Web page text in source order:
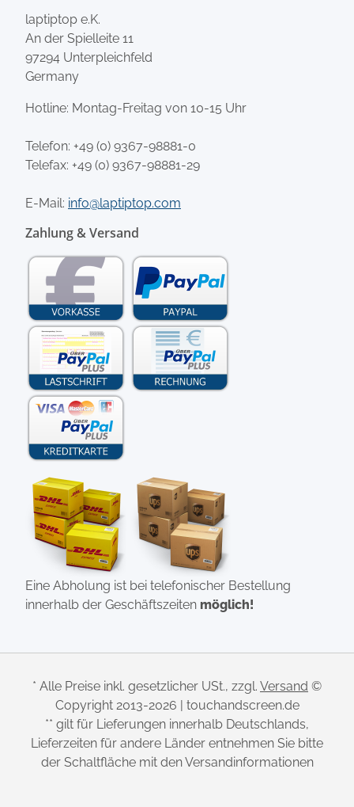
laptiptop e.K.
An der Spielleite 11
97294 Unterpleichfeld
Germany
Hotline: Montag-Freitag von 10-15 Uhr
Telefon: +49 (0) 9367-98881-0
Telefax: +49 (0) 9367-98881-29
E-Mail: info@laptiptop.com
Zahlung & Versand
Eine Abholung ist bei telefonischer Bestellung
innerhalb der Geschäftszeiten möglich!
* Alle Preise inkl. gesetzlicher USt., zzgl. Versand ©
Copyright 2013-2026 | touchandscreen.de
** gilt für Lieferungen innerhalb Deutschlands,
Lieferzeiten für andere Länder entnehmen Sie bitte
der Schaltfläche mit den Versandinformationen